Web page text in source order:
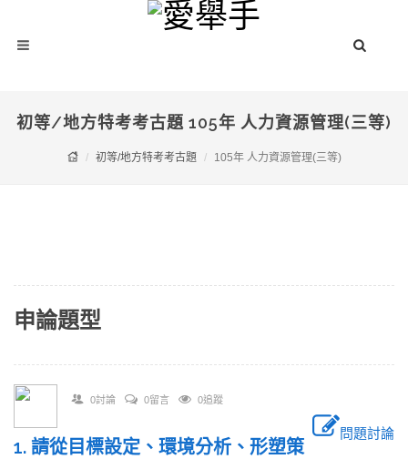
初等/地方特考考古題 105年 人力資源管理(三等)
初等/地方特考考古題 105年 人力資源管理(三等)
申論題型
0討論 0留言 0追蹤
問題討論
1. 請從目標設定、環境分析、形塑策